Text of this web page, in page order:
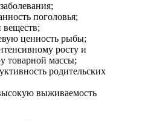
поголовья;
веществ;
ценность рыбы;
росту и
товарной массы;
родительских
выживаемость